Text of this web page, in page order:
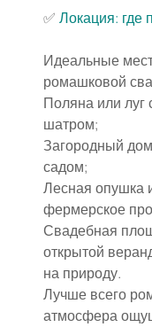
✅ Локация: где
Идеальные
ромашковой
Поляна или луг
шатром;
Загородный
садом;
Лесная опушка
фермерское
Свадебная
открытой
на природу.
Лучше всего
атмосфера